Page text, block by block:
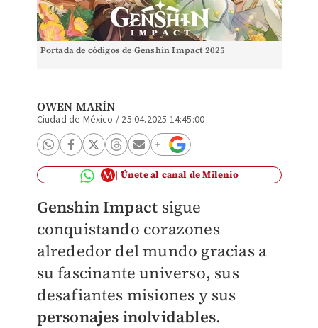
Portada de códigos de Genshin Impact 2025
OWEN MARÍN
Ciudad de México / 25.04.2025 14:45:00
Únete al canal de Milenio
Genshin Impact sigue
conquistando corazones
alrededor del mundo gracias a
su fascinante universo, sus
desafiantes misiones y sus
personajes inolvidables.